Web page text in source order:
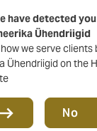
have detected
Ühendriigid
we serve clients
Ühendriigid on the
No